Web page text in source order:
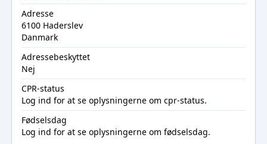
Adresse
6100 Haderslev
Danmark
Adressebeskyttet
Nej
CPR-status
Log ind for at se oplysningerne om cpr-status.
Fødselsdag
Log ind for at se oplysningerne om fødselsdag.